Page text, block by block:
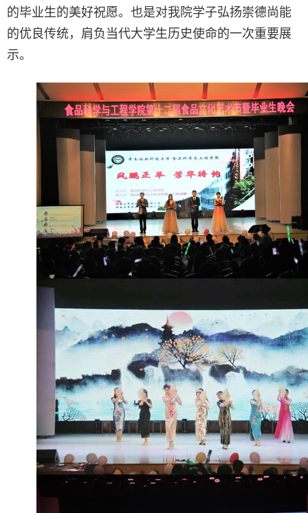
的毕业生的美好祝愿。也是对我院学子弘扬崇德尚能
的优良传统，肩负当代大学生历史使命的一次重要展
示。